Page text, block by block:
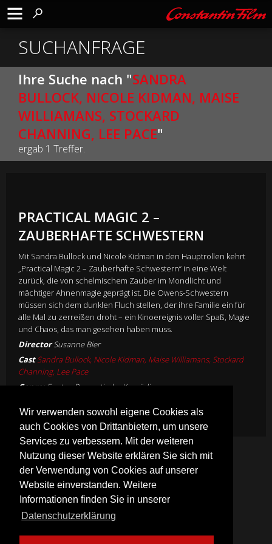
Wir verwenden sowohl eigene Cookies als
auch Cookies von Drittanbietern, um unsere
Services zu verbessern. Mit der weiteren
Nutzung dieser Website erklären Sie sich mit
der Verwendung von Cookies auf unserer
Website einverstanden. Weitere
Informationen finden Sie in unserer
Datenschutzerklärung
SUCHANFRAGE
Ihre Suche nach "SANDRA
BULLOCK, NICOLE KIDMAN, MAISE
WILLIAMANS, STOCKARD
CHANNING, LEE PACE"
ergab 1 Treffer.
PRACTICAL MAGIC 2 –
ZAUBERHAFTE SCHWESTERN
Mit Sandra Bullock und Nicole Kidman in den Hauptrollen kehrt
„Practical Magic 2 – Zauberhafte Schwestern“ in eine Welt
zurück, die von schelmischem Zauber im Mondlicht und
mächtiger Ahnenmagie geprägt ist. Die Owens-Schwestern
müssen sich dem dunklen Fluch stellen, der ihre Familie ein für
alle Mal zu zerreißen droht – ein Kinoereignis voller Spaß, Magie
und Chaos, das man gesehen haben muss.
DirectorSusanne Bier
Cast Sandra Bullock, Nicole Kidman, Maise Williamans, Stockard
Channing, Lee Pace
Genre: FantasyRomantische Komödie
Mehr Infos